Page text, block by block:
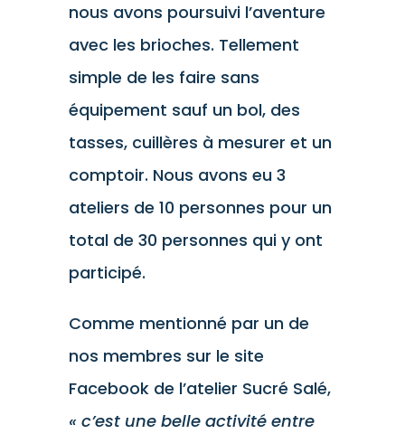
nous avons poursuivi l’aventure
avec les brioches. Tellement
simple de les faire sans
équipement sauf un bol, des
tasses, cuillères à mesurer et un
comptoir. Nous avons eu 3
ateliers de 10 personnes pour un
total de 30 personnes qui y ont
participé.
Comme mentionné par un de
nos membres sur le site
Facebook de l’atelier Sucré Salé,
« c’est une belle activité entre